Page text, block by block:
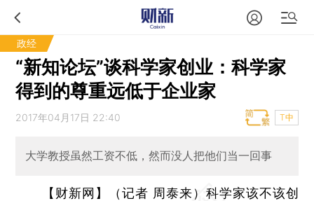
政经
“新知论坛”谈科学家创业：科学家
得到的尊重远低于企业家
2017年04月17日 22:40 T中
大学教授虽然工资不低，然而没人把他们当一回事
【财新网】（记者 周泰来） 科学家该不该创